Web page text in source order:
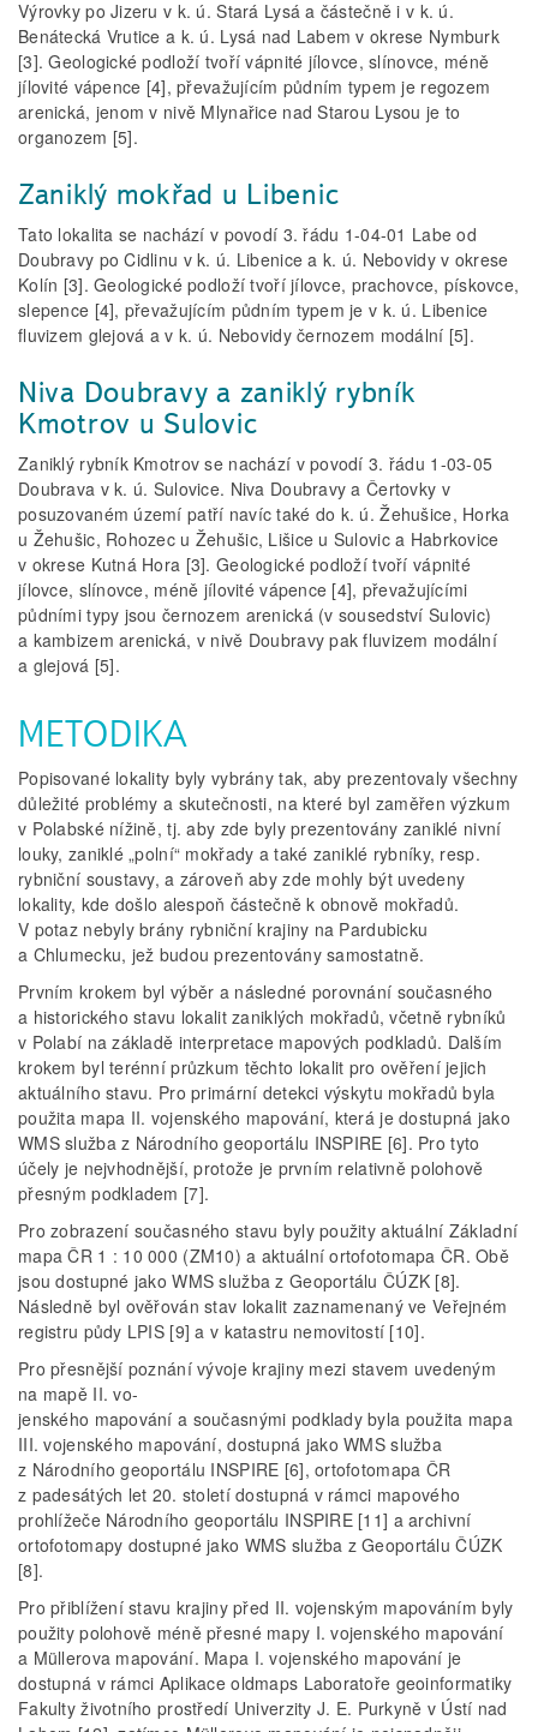
Výrovky po Jizeru v k. ú. Stará Lysá a částečně i v k. ú.
Benátecká Vrutice a k. ú. Lysá nad Labem v okrese Nymburk
[3]. Geologické podloží tvoří vápnité jílovce, slínovce, méně
jílovité vápence [4], převažujícím půdním typem je regozem
arenická, jenom v nivě Mlynařice nad Starou Lysou je to
organozem [5].
Zaniklý mokřad u Libenic
Tato lokalita se nachází v povodí 3. řádu 1-04-01 Labe od
Doubravy po Cidlinu v k. ú. Libenice a k. ú. Nebovidy v okrese
Kolín [3]. Geologické podloží tvoří jílovce, prachovce, pískovce,
slepence [4], převažujícím půdním typem je v k. ú. Libenice
fluvizem glejová a v k. ú. Nebovidy černozem modální [5].
Niva Doubravy a zaniklý rybník
Kmotrov u Sulovic
Zaniklý rybník Kmotrov se nachází v povodí 3. řádu 1-03-05
Doubrava v k. ú. Sulovice. Niva Doubravy a Čertovky v
posuzovaném území patří navíc také do k. ú. Žehušice, Horka
u Žehušic, Rohozec u Žehušic, Lišice u Sulovic a Habrkovice
v okrese Kutná Hora [3]. Geologické podloží tvoří vápnité
jílovce, slínovce, méně jílovité vápence [4], převažujícími
půdními typy jsou černozem arenická (v sousedství Sulovic)
a kambizem arenická, v nivě Doubravy pak fluvizem modální
a glejová [5].
METODIKA
Popisované lokality byly vybrány tak, aby prezentovaly všechny
důležité problémy a skutečnosti, na které byl zaměřen výzkum
v Polabské nížině, tj. aby zde byly prezentovány zaniklé nivní
louky, zaniklé „polní“ mokřady a také zaniklé rybníky, resp.
rybniční soustavy, a zároveň aby zde mohly být uvedeny
lokality, kde došlo alespoň částečně k obnově mokřadů.
V potaz nebyly brány rybniční krajiny na Pardubicku
a Chlumecku, jež budou prezentovány samostatně.
Prvním krokem byl výběr a následné porovnání současného
a historického stavu lokalit zaniklých mokřadů, včetně rybníků
v Polabí na základě interpretace mapových podkladů. Dalším
krokem byl terénní průzkum těchto lokalit pro ověření jejich
aktuálního stavu. Pro primární detekci výskytu mokřadů byla
použita mapa II. vojenského mapování, která je dostupná jako
WMS služba z Národního geoportálu INSPIRE [6]. Pro tyto
účely je nejvhodnější, protože je prvním relativně polohově
přesným podkladem [7].
Pro zobrazení současného stavu byly použity aktuální Základní
mapa ČR 1 : 10 000 (ZM10) a aktuální ortofotomapa ČR. Obě
jsou dostupné jako WMS služba z Geoportálu ČÚZK [8].
Následně byl ověřován stav lokalit zaznamenaný ve Veřejném
registru půdy LPIS [9] a v katastru nemovitostí [10].
Pro přesnější poznání vývoje krajiny mezi stavem uvedeným
na mapě II. vo-
jenského mapování a současnými podklady byla použita mapa
III. vojenského mapování, dostupná jako WMS služba
z Národního geoportálu INSPIRE [6], ortofotomapa ČR
z padesátých let 20. století dostupná v rámci mapového
prohlížeče Národního geoportálu INSPIRE [11] a archivní
ortofotomapy dostupné jako WMS služba z Geoportálu ČÚZK
[8].
Pro přiblížení stavu krajiny před II. vojenským mapováním byly
použity polohově méně přesné mapy I. vojenského mapování
a Müllerova mapování. Mapa I. vojenského mapování je
dostupná v rámci Aplikace oldmaps Laboratoře geoinformatiky
Fakulty životního prostředí Univerzity J. E. Purkyně v Ústí nad